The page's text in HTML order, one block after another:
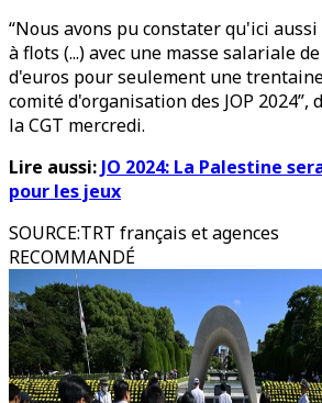
“Nous avons pu constater qu'ici
à flots (...) avec une masse salariale
d'euros pour seulement une
comité d'organisation des JOP 2024”,
la CGT mercredi.
Lire aussi: JO 2024: La Palestine
pour les jeux
SOURCE:TRT français et agences
RECOMMANDÉ